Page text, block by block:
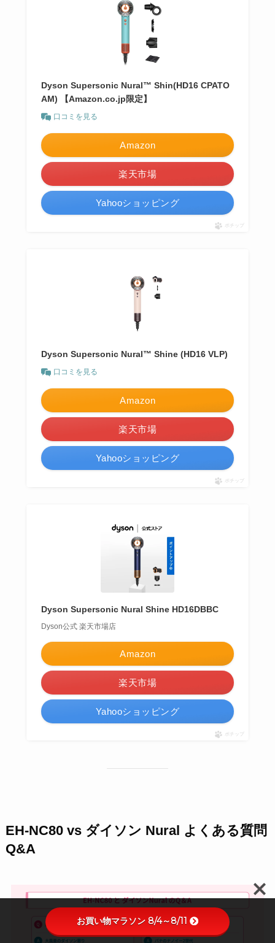
Dyson Supersonic Nural™ Shin(HD16 CPATO
AM) 【Amazon.co.jp限定】
口コミを見る
Amazon
楽天市場
Yahooショッピング
ポチップ
Dyson Supersonic Nural™ Shine (HD16 VLP)
口コミを見る
Amazon
楽天市場
Yahooショッピング
ポチップ
Dyson Supersonic Nural Shine HD16DBBC
Dyson公式 楽天市場店
Amazon
楽天市場
Yahooショッピング
ポチップ
EH-NC80 vs ダイソン Nural よくある質問
Q&A
お買い物マラソン 8/4～8/11